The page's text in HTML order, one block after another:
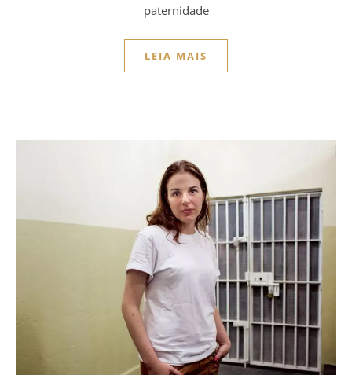
paternidade
LEIA MAIS